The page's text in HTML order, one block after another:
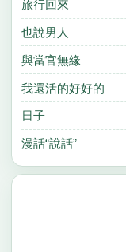
旅行回來
也說男人
與當官無緣
我還活的好好的
日子
漫話“說話”